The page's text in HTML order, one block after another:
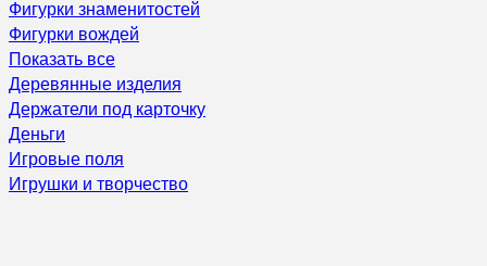
Фигурки знаменитостей
Фигурки вождей
Показать все
Деревянные изделия
Держатели под карточку
Деньги
Игровые поля
Игрушки и творчество